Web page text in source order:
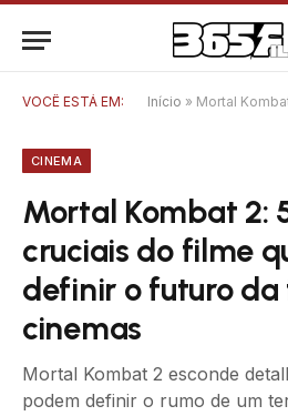
VOCÊ ESTÁ EM: Início » Mortal Kombat 2: 5 detalhes
CINEMA
Mortal Kombat 2:
cruciais do filme
definir o futuro da
cinemas
Mortal Kombat 2 esconde
podem definir o rumo de um